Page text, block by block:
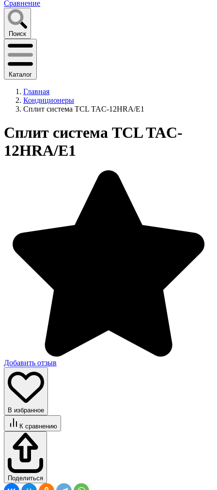
Сравнение
Поиск
Каталог
Главная
Кондиционеры
Сплит система TCL TAC-12HRA/E1
Сплит система TCL TAC-
12HRA/E1
Добавить отзыв
В избранное
К сравнению
Поделиться